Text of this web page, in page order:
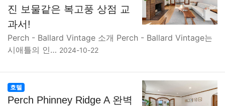
진 보물같은 복고풍 상점 교
과서!
Perch - Ballard Vintage 소개 Perch - Ballard Vintage는
시애틀의 인… 2024-10-22
호텔
Perch Phinney Ridge A 완벽